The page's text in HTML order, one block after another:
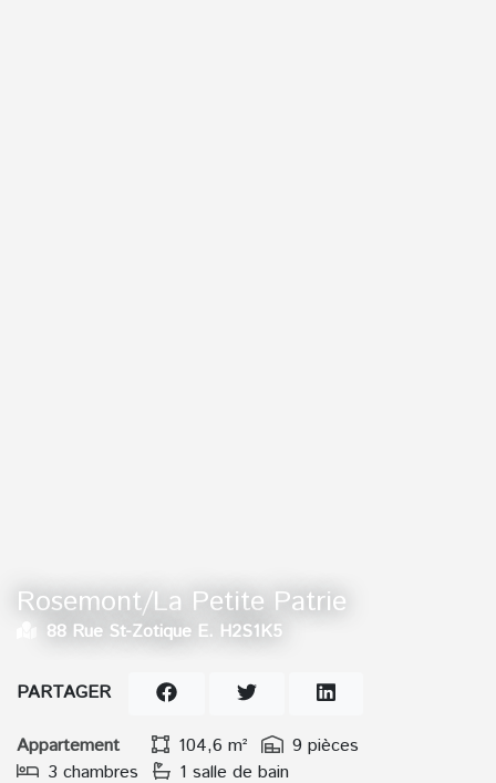
Rosemont/La Petite Patrie
88 Rue St-Zotique E. H2S1K5
Appartement 104,6 m²
9 pièces
3 chambres
1 salle de bain
PARTAGER